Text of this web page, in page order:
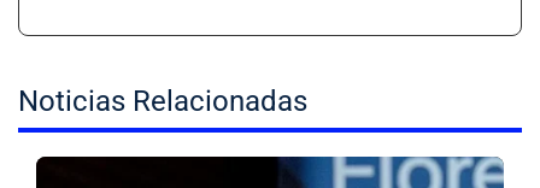
Noticias Relacionadas